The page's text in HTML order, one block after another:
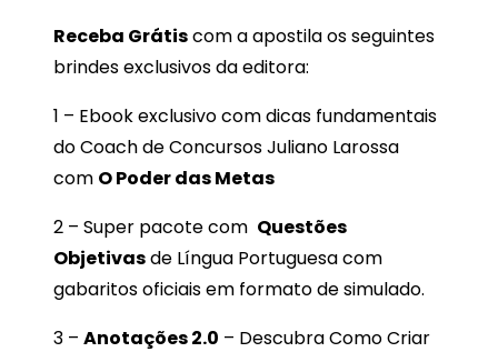
Receba Grátiscom a apostila os seguintes
brindes exclusivos da editora:
1 – Ebook exclusivo com dicas fundamentais
do Coach de Concursos Juliano Larossa
com O Poder das Metas
2 – Super pacote com Questões
Objetivasde Língua Portuguesa com
gabaritos oficiais em formato de simulado.
3 – Anotações 2.0 – Descubra Como Criar